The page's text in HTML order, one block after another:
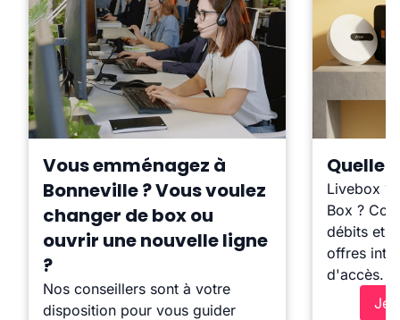
Vous emménagez à
Bonneville ? Vous voulez
changer de box ou
ouvrir une nouvelle ligne
?
Nos conseillers sont à votre
disposition pour vous guider
Quelle
Livebox ?
Box ?
débits et
offres
d'accès.
Je